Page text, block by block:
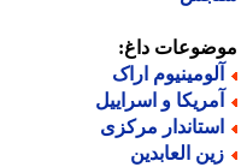
داغ:
اراک
و اسراییل
مرکزی
العابدین